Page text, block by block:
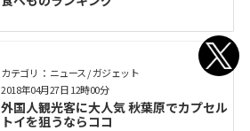
カテゴリ： ニュース / ガジェット
外国人観光客に大人気 秋葉原でカプセル
トイを狙うならココ
2018年04月27日 12時00分